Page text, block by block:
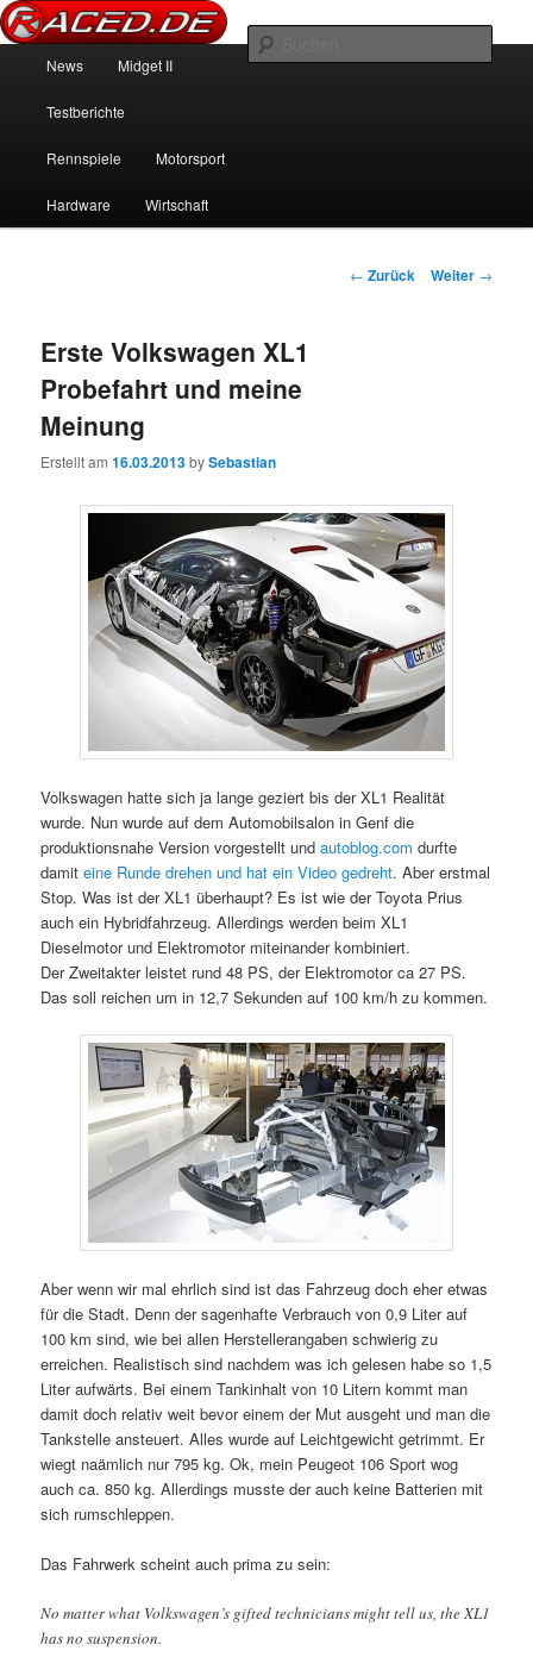
Raced.de
News über Rennspiele und der echten Autowelt
Zum Inhalt wechseln
Zum sekundären Inhalt wechseln
News Midget II
Testberichte
Rennspiele Motorsport
Hardware Wirtschaft
Beitrags-Navigation
← Zurück Weiter →
Erste Volkswagen XL1
Probefahrt und meine
Meinung
Erstellt am16.03.2013bySebastian
Volkswagen hatte sich ja lange geziert bis der XL1 Realität
wurde. Nun wurde auf dem Automobilsalon in Genf die
produktionsnahe Version vorgestellt undautoblog.com durfte
damiteine Runde drehen und hat ein Video gedreht. Aber erstmal
Stop. Was ist der XL1 überhaupt? Es ist wie der Toyota Prius
auch ein Hybridfahrzeug. Allerdings werden beim XL1
Dieselmotor und Elektromotor miteinander kombiniert.
Der Zweitakter leistet rund 48 PS, der Elektromotor ca 27 PS.
Das soll reichen um in 12,7 Sekunden auf 100 km/h zu kommen.
Aber wenn wir mal ehrlich sind ist das Fahrzeug doch eher etwas
für die Stadt. Denn der sagenhafte Verbrauch von 0,9 Liter auf
100 km sind, wie bei allen Herstellerangaben schwierig zu
erreichen. Realistisch sind nachdem was ich gelesen habe so 1,5
Liter aufwärts. Bei einem Tankinhalt von 10 Litern kommt man
damit doch relativ weit bevor einem der Mut ausgeht und man die
Tankstelle ansteuert. Alles wurde auf Leichtgewicht getrimmt. Er
wiegt naämlich nur 795 kg. Ok, mein Peugeot 106 Sport wog
auch ca. 850 kg. Allerdings musste der auch keine Batterien mit
sich rumschleppen.
Das Fahrwerk scheint auch prima zu sein:
No matter what Volkswagen’s gifted technicians might tell us, the XL1
has no suspension.